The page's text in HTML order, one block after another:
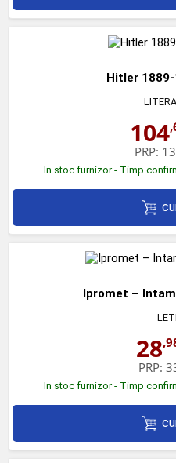
Hitler
LITERA
104
PRP:
In stoc furnizor - Timp
Ipromet –
28
PRP:
In stoc furnizor - Timp